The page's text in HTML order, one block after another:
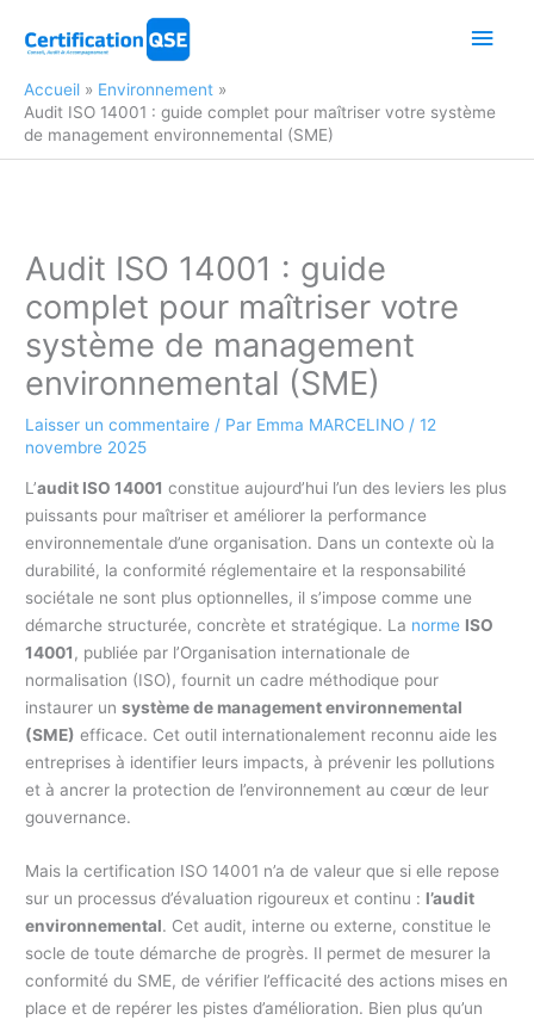
Accueil
Environnement
Audit ISO 14001 : guide complet pour maîtriser votre système
de management environnemental (SME)
Audit ISO 14001 : guide
complet pour maîtriser votre
système de management
environnemental (SME)
Laisser un commentaire / Par Emma MARCELINO /12
novembre 2025
L’audit ISO 14001 constitue aujourd’hui l’un des leviers les plus
puissants pour maîtriser et améliorer la performance
environnementale d’une organisation. Dans un contexte où la
durabilité, la conformité réglementaire et la responsabilité
sociétale ne sont plus optionnelles, il s’impose comme une
démarche structurée, concrète et stratégique. La norme ISO
14001, publiée par l’Organisation internationale de
normalisation (ISO), fournit un cadre méthodique pour
instaurer unsystème de management environnemental
(SME) efficace. Cet outil internationalement reconnu aide les
entreprises à identifier leurs impacts, à prévenir les pollutions
et à ancrer la protection de l’environnement au cœur de leur
gouvernance.
Mais la certification ISO 14001 n’a de valeur que si elle repose
sur un processus d’évaluation rigoureux et continu : l’audit
environnemental. Cet audit, interne ou externe, constitue le
socle de toute démarche de progrès. Il permet de mesurer la
conformité du SME, de vérifier l’efficacité des actions mises en
place et de repérer les pistes d’amélioration. Bien plus qu’un